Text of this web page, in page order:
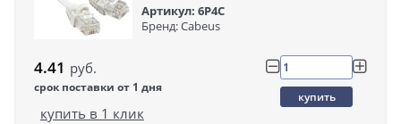
Артикул: 6P4C
Бренд: Cabeus
4.41 руб.
срок поставки от 1 дня
купить
купить в 1 клик